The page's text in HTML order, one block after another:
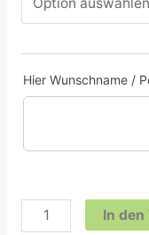
Hier Wunschname /
In den